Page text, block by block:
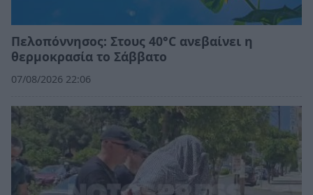
Πελοπόννησος: Στους 40°C ανεβαίνει η
θερμοκρασία το Σάββατο
07/08/2026 22:06